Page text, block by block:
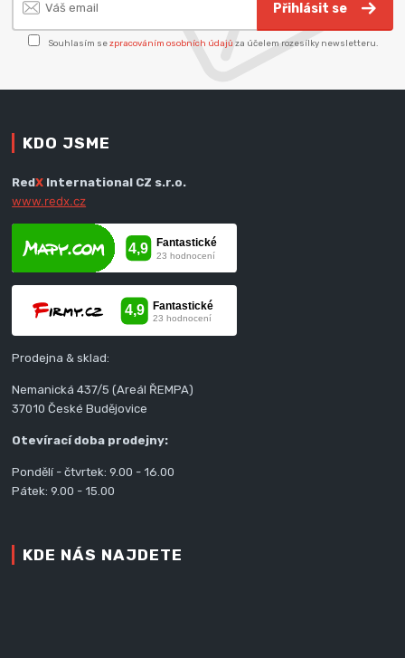
Přihlásit se
Souhlasím sezpracováním osobních údajů za účelem rozesílky newsletteru.
KDO JSME
RedX International CZ s.r.o.
www.redx.cz
Prodejna & sklad:
Nemanická 437/5 (Areál ŘEMPA)
37010 České Budějovice
Otevírací doba prodejny:
Pondělí - čtvrtek: 9.00 - 16.00
Pátek: 9.00 - 15.00
KDE NÁS NAJDETE